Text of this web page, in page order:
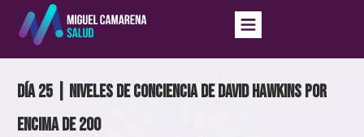
Día 25 | Niveles de conciencia de David Hawkins por
encima de 200